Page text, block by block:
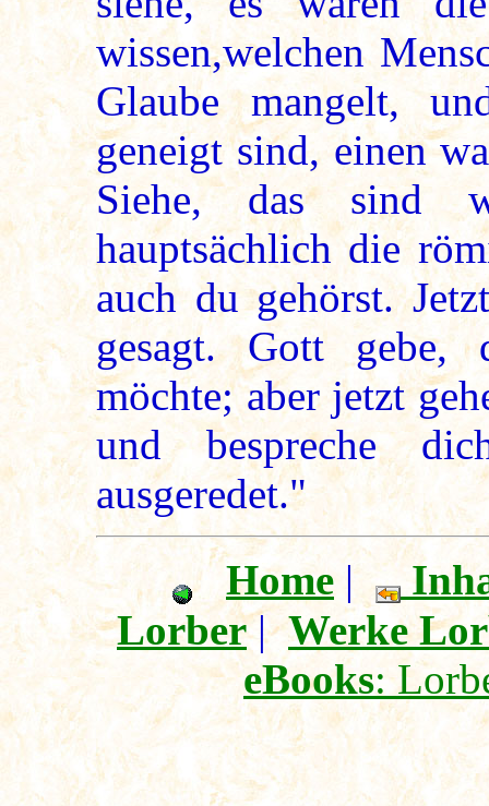
wissen,welchen
Glaube mangelt,
geneigt sind, einen
Siehe, das sind
hauptsächlich die
auch du gehörst.
gesagt. Gott gebe,
möchte; aber jetzt
und bespreche
ausgeredet."
Home |
Lorber|Werke
eBooks: